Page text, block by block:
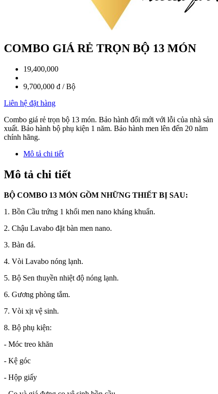
COMBO GIÁ RẺ TRỌN BỘ 13 MÓN
19,400,000
9,700,000 đ / Bộ
Liên hệ đặt hàng
Combo giá rẻ trọn bộ 13 món. Bảo hành đổi mới với lỗi của nhà sản
xuất. Bảo hành bộ phụ kiện 1 năm. Bảo hành men lên đến 20 năm
chính hãng.
Mô tả chi tiết
Mô tả chi tiết
BỘ COMBO 13 MÓN GỒM NHỮNG THIẾT BỊ SAU:
1. Bồn Cầu trứng 1 khối men nano kháng khuẩn.
2. Chậu Lavabo đặt bàn men nano.
3. Bàn đá.
4. Vòi Lavabo nóng lạnh.
5. Bộ Sen thuyền nhiệt độ nóng lạnh.
6. Gương phòng tắm.
7. Vòi xịt vệ sinh.
8. Bộ phụ kiện:
- Móc treo khăn
- Kệ góc
- Hộp giấy